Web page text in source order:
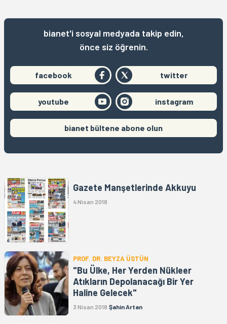
bianet'i sosyal medyada takip edin,
önce siz öğrenin.
facebook twitter
youtube instagram
bianet bültene abone olun
Gazete Manşetlerinde Akkuyu
4 Nisan 2018
PROF. DR. BEYZA ÜSTÜN
"Bu Ülke, Her Yerden Nükleer
Atıkların Depolanacağı Bir Yer
Haline Gelecek"
3 Nisan 2018 Şahin Artan